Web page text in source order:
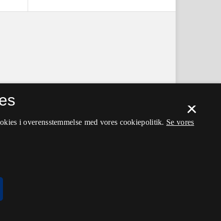
×
i overensstemmelse med vores cookiepolitik. Se vores